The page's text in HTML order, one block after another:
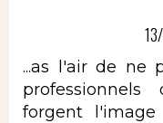
...as l'air de ne
forgent